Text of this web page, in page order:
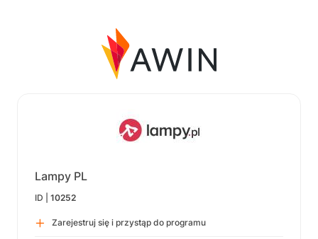
Lampy PL
ID | 10252
Zarejestruj się i przystąp do programu